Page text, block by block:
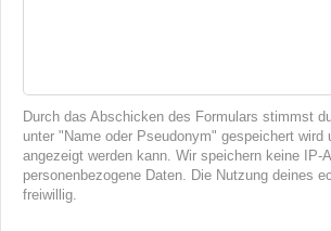
Durch das Abschicken des Formulars stimmst
unter "Name oder Pseudonym" gespeichert wird
angezeigt werden kann. Wir speichern keine IP-
personenbezogene Daten. Die Nutzung deines
freiwillig.